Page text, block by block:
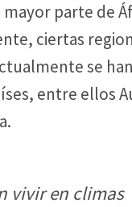
mayor parte de
ciertas
se
entre ellos
vivir en climas